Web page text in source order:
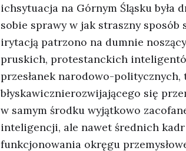
ichsytuacja na Górnym Śląsku
sobie sprawy w jak straszny
irytacją patrzono na dumnie
pruskich, protestanckich
przesłanek narodowo-politycznych,
błyskawicznierozwijającego się
w samym środku wyjątkowo
inteligencji, ale nawet średnich
funkcjonowania okręgu